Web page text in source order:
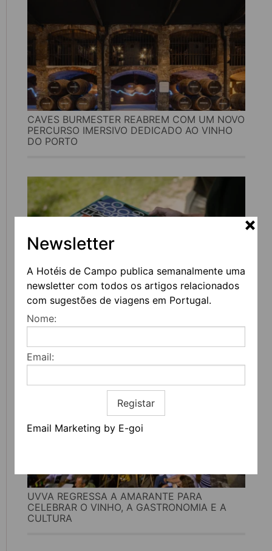
Newsletter
A Hotéis de Campo publica semanalmente uma
newsletter com todos os artigos relacionados
com sugestões de viagens em Portugal.
Nome:
Email:
Registar
Email Marketing by E-goi
CAVES BURMESTER REABREM COM UM NOVO
PERCURSO IMERSIVO DEDICADO AO VINHO
DO PORTO
FEIRA DO LIVRO DO PORTO REGRESSA COM
MAIS DE 200 ATIVIDADES DEDICADAS À
LITERATURA, MÚSICA E PENSAMENTO
UVVA REGRESSA A AMARANTE PARA
CELEBRAR O VINHO, A GASTRONOMIA E A
CULTURA